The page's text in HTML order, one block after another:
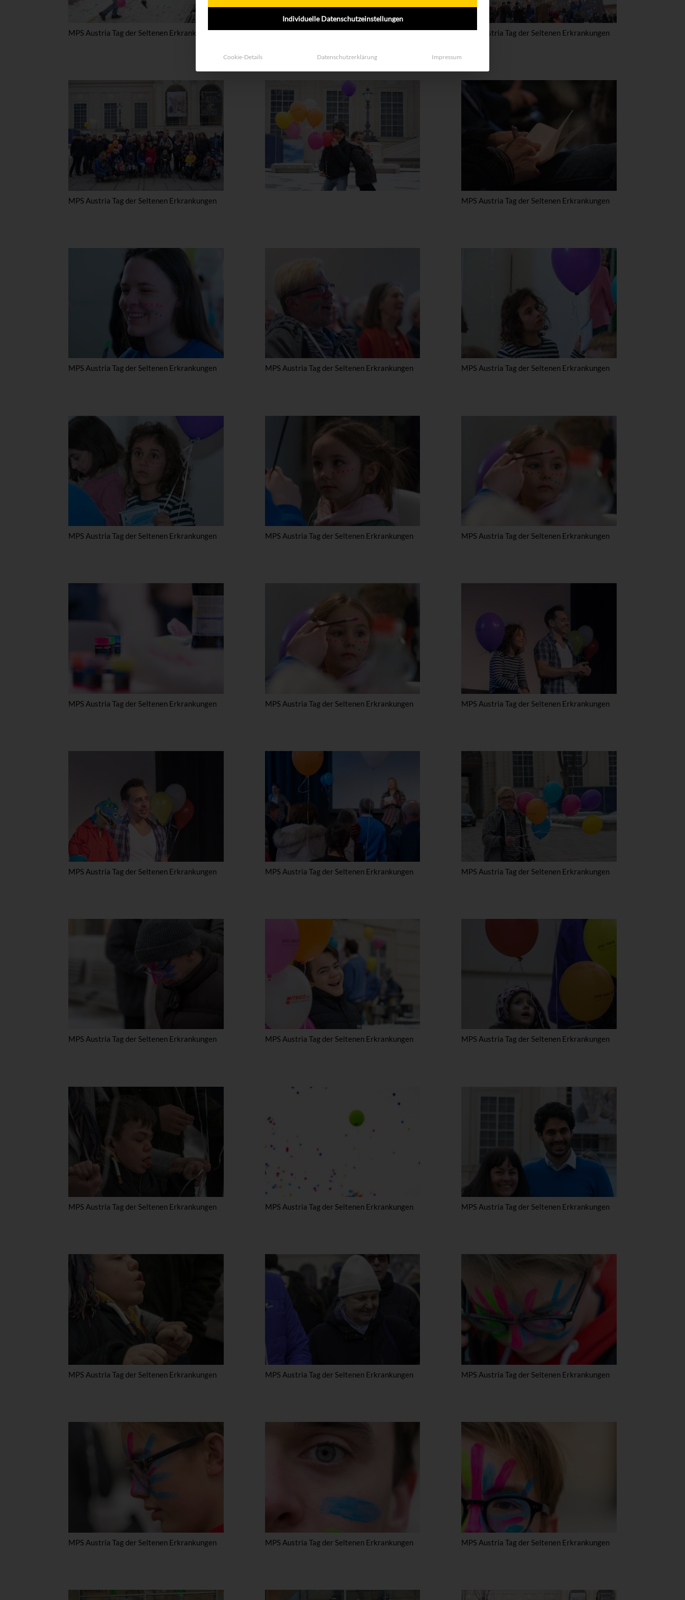
MPS Austria Tag der Seltenen Erkrankungen MPS Austria Tag der Seltenen Erkrankungen MPS Austria Tag der Seltenen Erkrankungen
MPS Austria Tag der Seltenen Erkrankungen MPS Austria Tag der Seltenen Erkrankungen
MPS Austria Tag der Seltenen Erkrankungen MPS Austria Tag der Seltenen Erkrankungen MPS Austria Tag der Seltenen Erkrankungen
MPS Austria Tag der Seltenen Erkrankungen MPS Austria Tag der Seltenen Erkrankungen MPS Austria Tag der Seltenen Erkrankungen
MPS Austria Tag der Seltenen Erkrankungen MPS Austria Tag der Seltenen Erkrankungen MPS Austria Tag der Seltenen Erkrankungen
MPS Austria Tag der Seltenen Erkrankungen MPS Austria Tag der Seltenen Erkrankungen MPS Austria Tag der Seltenen Erkrankungen
MPS Austria Tag der Seltenen Erkrankungen MPS Austria Tag der Seltenen Erkrankungen MPS Austria Tag der Seltenen Erkrankungen
MPS Austria Tag der Seltenen Erkrankungen MPS Austria Tag der Seltenen Erkrankungen MPS Austria Tag der Seltenen Erkrankungen
MPS Austria Tag der Seltenen Erkrankungen MPS Austria Tag der Seltenen Erkrankungen MPS Austria Tag der Seltenen Erkrankungen
MPS Austria Tag der Seltenen Erkrankungen MPS Austria Tag der Seltenen Erkrankungen MPS Austria Tag der Seltenen Erkrankungen
Individuelle Datenschutzeinstellungen
Cookie-Details Datenschutzerklärung Impressum